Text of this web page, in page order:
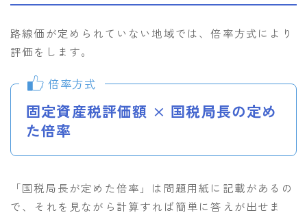
路線価が定められていない地域では、倍率方式により
評価をします。
倍率方式
固定資産税評価額 × 国税局長の定め
た倍率
「国税局長が定めた倍率」は問題用紙に記載があるの
で、それを見ながら計算すれば簡単に答えが出せま